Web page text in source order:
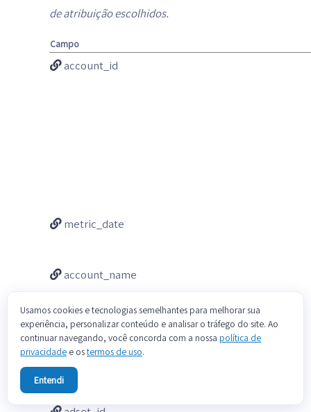
de atribuição escolhidos.
Campo
account_id
metric_date
account_name
Usamos cookies e tecnologias semelhantes para melhorar sua
experiência, personalizar conteúdo e analisar o tráfego do site. Ao
continuar navegando, você concorda com a nossa política de
privacidade e ostermos de uso.
Entendi